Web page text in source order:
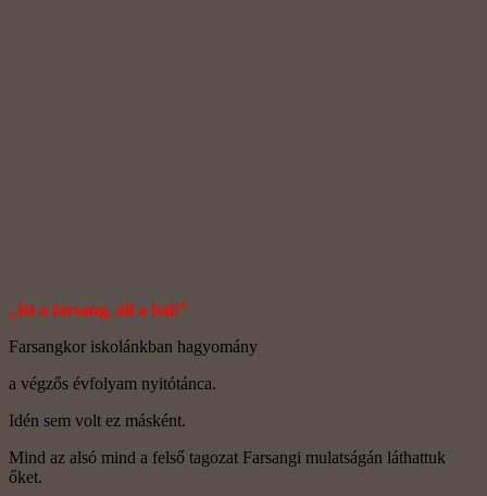
„Itt a farsang, áll a bál!”
Farsangkor iskolánkban hagyomány
a végzős évfolyam nyitótánca.
Idén sem volt ez másként.
Mind az alsó mind a felső tagozat Farsangi mulatságán láthattuk
őket.